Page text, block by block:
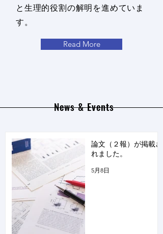
と生理的役割の解明を進めていま
す。
Read More
News & Events
論文（２報）が掲載さ
れました。
5月8日